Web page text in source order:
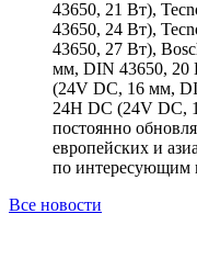
43650, 21 Вт),
43650, 24 Вт),
43650, 27 Вт),
мм, DIN 43650, 20
(24V DC, 16 мм,
24H DC (24V DC,
постоянно
европейских и
по интересующим
Все новости